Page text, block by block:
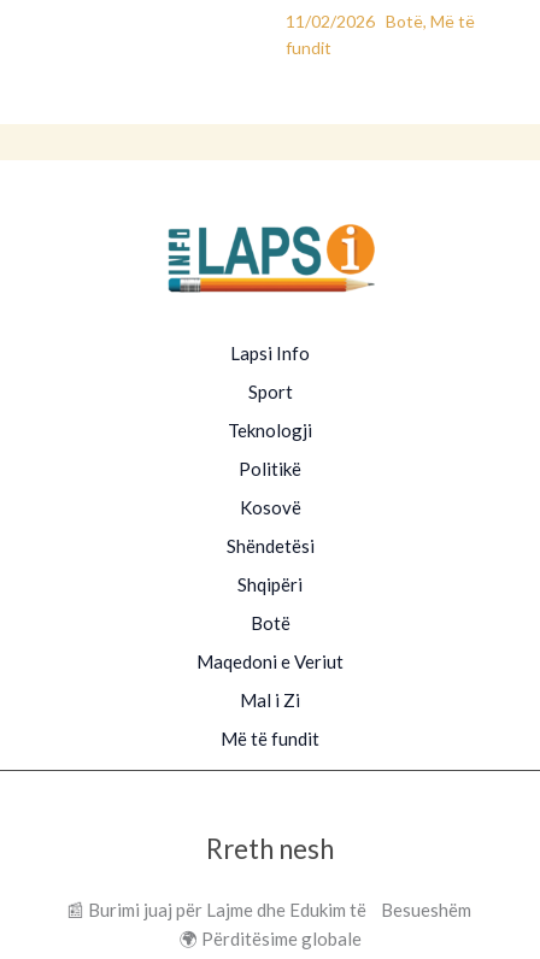
11/02/2026 Botë, Më të
fundit
Lapsi Info
Sport
Teknologji
Politikë
Kosovë
Shëndetësi
Shqipëri
Botë
Maqedoni e Veriut
Mal i Zi
Më të fundit
Rreth nesh
📰 Burimi juaj për Lajme dhe Edukim të Besueshëm
🌍 Përditësime globale